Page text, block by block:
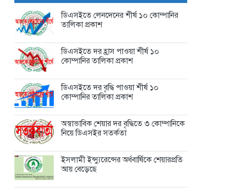
2 days আগে
ডিএসইতে সপ্তাহজুড়ে দরপতনের শীর্ষ
2 days আগে
ডিএসইতে লেনদেনের শীর্ষ ১০ কোম্পানির
তালিকা প্রকাশ
ডিএসইতে দর হ্রাস পাওয়া শীর্ষ ১০
কোম্পানির তালিকা প্রকাশ
ডিএসইতে দর বৃদ্ধি পাওয়া শীর্ষ ১০
কোম্পানির তালিকা প্রকাশ
অস্বাভাবিক শেয়ার দর বৃদ্ধিতে ৩ কোম্পানিকে
নিয়ে ডিএসইর সতর্কতা
ইসলামী ইন্স্যুরেন্সের অর্ধবার্ষিকে শেয়ারপ্রতি
আয় বেড়েছে